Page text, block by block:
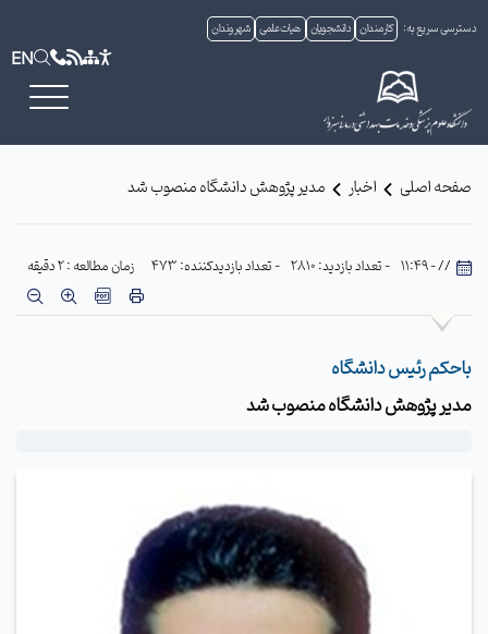
دسترسی سریع به: کارمندان دانشجویان هیات علمی شهروندان
EN
صفحه اصلی اخبار مدیر پژوهش دانشگاه منصوب شد
// - 11:49 - تعداد بازدید: 2810 - تعداد بازدیدکننده: 473 زمان مطالعه : 2 دقیقه
باحکم رئیس دانشگاه
مدیر پژوهش دانشگاه منصوب شد